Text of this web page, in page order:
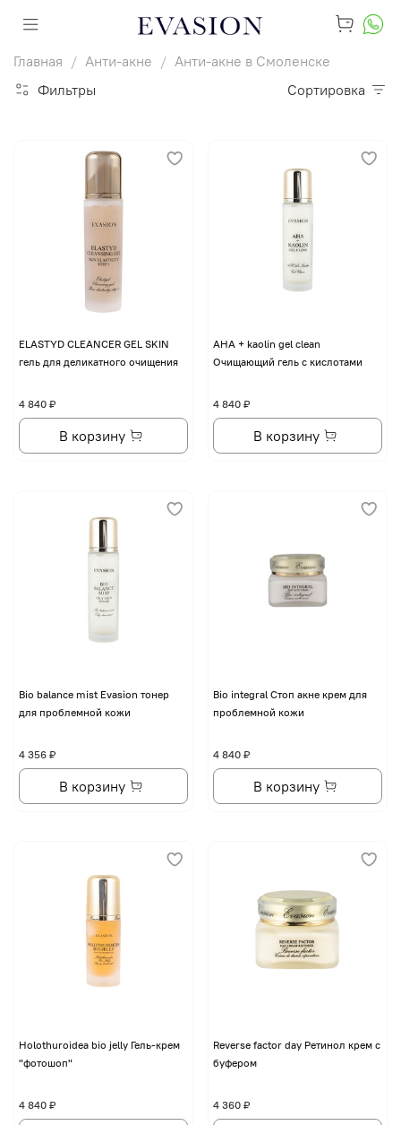
Главная Анти-акне
Анти-акне в Смоленске
Фильтры
Сортировка
ELASTYD CLEANCER GEL SKIN
гель для деликатного очищения
4 840 ₽
В корзину
AHA + kaolin gel clean
Очищающий гель с кислотами
4 840 ₽
В корзину
Bio balance mist Evasion тонер
для проблемной кожи
4 356 ₽
В корзину
Bio integral Стоп акне крем для
проблемной кожи
4 840 ₽
В корзину
Holothuroidea bio jelly Гель-крем
"фотошоп"
4 840 ₽
Reverse factor day Ретинол крем с
буфером
4 360 ₽